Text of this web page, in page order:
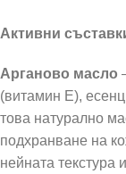
Активни
Арганово масло
(витамин Е),
това натурално
подхранване на
нейната текстура